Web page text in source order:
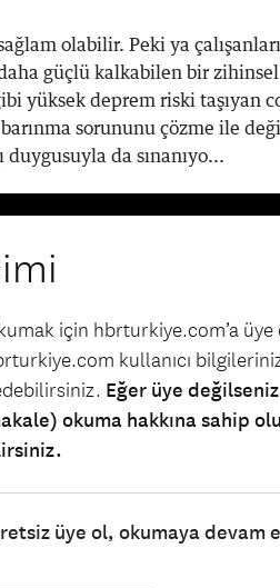
olabilir. Peki ya
güçlü kalkabilen bir
yüksek deprem riski taşıyan
sorununu çözme ile
duygusuyla da sınanıyo...
için hbrturkiye.com’a üye
kullanıcı
Eğer üye
okuma hakkına sahip
üye ol, okumaya devam